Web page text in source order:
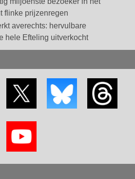
flinke prijzenregen
averechts: hervulbare
hele Efteling uitverkocht